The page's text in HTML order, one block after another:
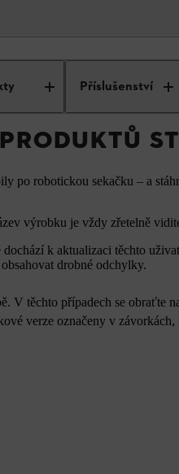
Příslušenství
po robotickou sekačku – a
výrobku je vždy zřetelně
k aktualizaci těchto
drobné odchylky.
V těchto případech se obraťte
verze označeny v